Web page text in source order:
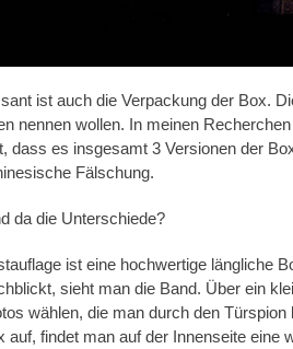
ist auch die Verpackung der Box.
nennen wollen. In meinen
dass es insgesamt 3 Versionen der
Fälschung.
da die Unterschiede?
ist eine hochwertige längliche
sieht man die Band. Über ein
wählen, die man durch den
auf, findet man auf der Innenseite eine